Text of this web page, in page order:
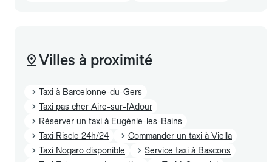
Villes à proximité
Taxi à Barcelonne-du-Gers
Taxi pas cher Aire-sur-l'Adour
Réserver un taxi à Eugénie-les-Bains
Taxi Riscle 24h/24
Commander un taxi à Viella
Taxi Nogaro disponible
Service taxi à Bascons